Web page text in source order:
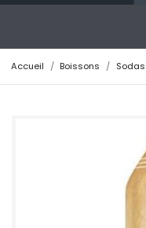
Accueil Boissons Sodas